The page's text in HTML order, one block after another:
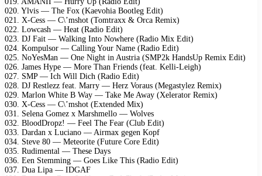
020. Ylvis — The Fox (Kaevohia Bootleg Edit)
021. X-Cess — C\’mshot (Tomtraxx & Orca Remix)
022. Lowcash — Heat (Radio Edit)
023. DJ Fait — Walking Into Nowhere (Radio Mix Edit)
024. Kompulsor — Calling Your Name (Radio Edit)
025. NoYesMan — One Night in Austria (SMP2k HandsUp Remix Edit)
026. James Hype — More Than Friends (feat. Kelli-Leigh)
027. SMP — Ich Will Dich (Radio Edit)
028. DJ Restlezz feat. Marry — Herz Voraus (Megastylez Remix)
029. Marlon White B Way — Take Me Away (Xelerator Remix)
030. X-Cess — C\’mshot (Extended Mix)
031. Selena Gomez x Marshmello — Wolves
032. BloodDropz! — Feel The Fear (Club Edit)
033. Dardan x Luciano — Airmax gegen Kopf
034. Steve 80 — Meteorite (Future Core Edit)
035. Rudimental — These Days
036. Een Stemming — Goes Like This (Radio Edit)
037. Dua Lipa — IDGAF